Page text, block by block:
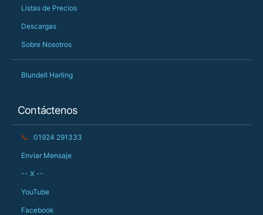
Listas de Precios
Descargas
Sobre Nosotros
Blundell Harling
Contáctenos
📞 01924 291333
Enviar Mensaje
-- X --
YouTube
Facebook